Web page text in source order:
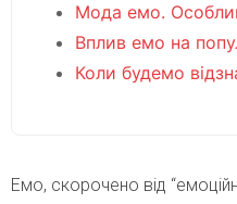
Мода емо.
Вплив емо на
Коли будемо
Емо, скорочено від